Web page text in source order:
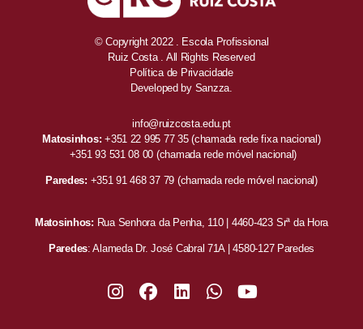
© Copyright 2022 . Escola Profissional
Ruiz Costa . All Rights Reserved
Política de Privacidade
Developed by Sanzza.
info@ruizcosta.edu.pt
Matosinhos: +351 22 995 77 35(chamada rede fixa nacional)
+351 93 531 08 00 (chamada rede móvel nacional)
Paredes: +351 91 468 37 79 (chamada rede móvel nacional)
Matosinhos: Rua Senhora da Penha, 110 | 4460-423 Srª da Hora
Paredes: Alameda Dr. José Cabral 71A | 4580-127 Paredes